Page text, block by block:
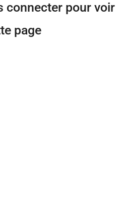
connecter pour voir
page